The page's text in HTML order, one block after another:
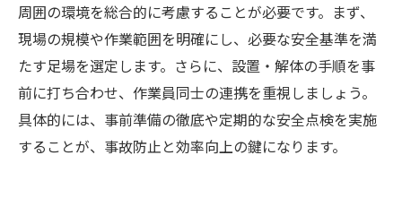
周囲の環境を総合的に考慮することが必要です。まず、
現場の規模や作業範囲を明確にし、必要な安全基準を満
たす足場を選定します。さらに、設置・解体の手順を事
前に打ち合わせ、作業員同士の連携を重視しましょう。
具体的には、事前準備の徹底や定期的な安全点検を実施
することが、事故防止と効率向上の鍵になります。